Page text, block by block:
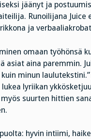
jäänyt ja
Runoilijana
ja
omaan työhönsä
asiat aina paremmin.
minun
lyriikan
suurten hittien
hyvin intiimi,